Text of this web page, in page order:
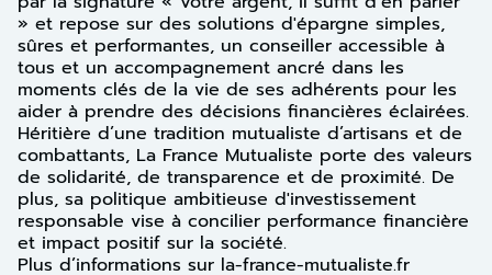
» et repose sur des solutions d'épargne simples,
sûres et performantes, un conseiller accessible à
tous et un accompagnement ancré dans les
moments clés de la vie de ses adhérents pour les
aider à prendre des décisions financières éclairées.
Héritière d’une tradition mutualiste d’artisans et de
combattants, La France Mutualiste porte des valeurs
de solidarité, de transparence et de proximité. De
plus, sa politique ambitieuse d'investissement
responsable vise à concilier performance financière
et impact positif sur la société.
Plus d’informations sur la-france-mutualiste.fr